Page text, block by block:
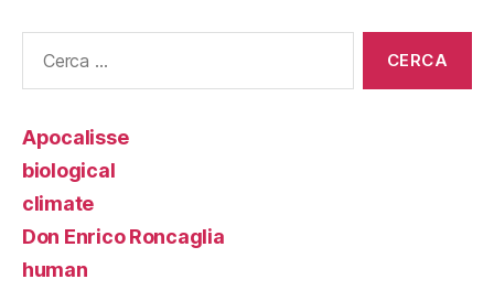
Apocalisse
biological
climate
Don Enrico Roncaglia
human